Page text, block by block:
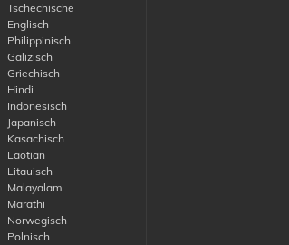
Tschechische
Englisch
Philippinisch
Galizisch
Griechisch
Hindi
Indonesisch
Japanisch
Kasachisch
Laotian
Litauisch
Malayalam
Marathi
Norwegisch
Polnisch